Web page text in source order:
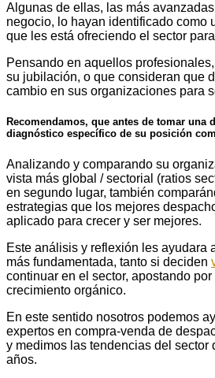
Algunas de ellas, las más
negocio, lo hayan identificado como
que les está ofreciendo el sector
Pensando en aquellos
su jubilación, o que consideran que
cambio en sus organizaciones para
Recomendamos, que antes de tomar una
diagnóstico específico de su posición
Analizando y comparando su
vista más global / sectorial (ratios
en segundo lugar, también
estrategias que los mejores
aplicado para crecer y ser mejores.
Este análisis y reflexión les ayudara
más fundamentada, tanto si deciden
continuar en el sector, apostando por
crecimiento orgánico.
En este sentido nosotros podemos
expertos en compra-venda de
y medimos las tendencias del sector
años.